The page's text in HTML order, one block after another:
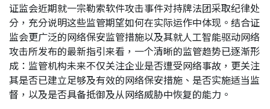
地点
证监会近期就一宗勒索软件攻击事件对持牌法团采取纪律处
分，充分说明这些监管期望如何在实际运作中体现。结合证
监会更广泛的网络保安监管措施以及其就人工智能驱动网络
攻击所发布的最新指引来看，一个清晰的监管趋势已逐渐形
成：监管机构未来不仅关注企业是否遭受网络事故，更关注
其是否已建立足够及有效的网络保安措施、是否实施适当监
督，以及是否具备抵御及从网络威胁中恢复的能力。